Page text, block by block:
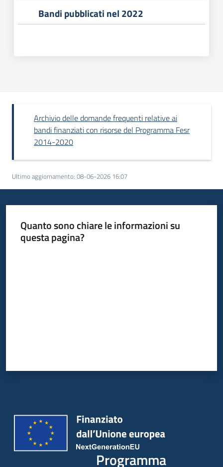
Bandi pubblicati nel 2022
Archivio delle domande frequenti relative ai
bandi finanziati con risorse del Programma Fesr
2014-2020
Ultimo aggiornamento: 08-06-2026 16:07
Quanto sono chiare le informazioni su
questa pagina?
Programma